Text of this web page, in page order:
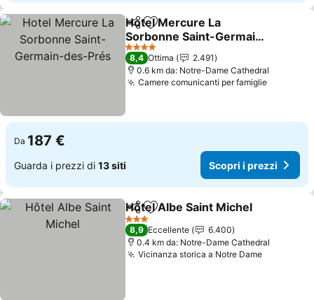
CondividiAggiungi ai preferiti
Hotel Mercure La
Sorbonne Saint-Germain-
des-Prés
4 Stelle
8,4 Ottima
2.491
0.6 km da: Notre-Dame Cathedral
Camere comunicanti per famiglie
Da 187 €
Guarda i prezzi di 13 siti Scopri i prezzi
CondividiAggiungi ai preferiti
Hôtel Albe Saint Michel
3 Stelle
8,9 Eccellente
6.400
0.4 km da: Notre-Dame Cathedral
Vicinanza storica a Notre Dame